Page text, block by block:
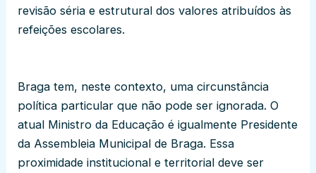
revisão séria e estrutural dos valores atribuídos às
refeições escolares.
Braga tem, neste contexto, uma circunstância
política particular que não pode ser ignorada. O
atual Ministro da Educação é igualmente Presidente
da Assembleia Municipal de Braga. Essa
proximidade institucional e territorial deve ser